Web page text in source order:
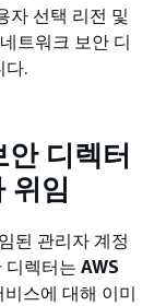
자 선택 리전 및
트워크 보안 디
다.
디렉터
위임
된 관리자 계정
디렉터는 AWS
스에 대해 이미